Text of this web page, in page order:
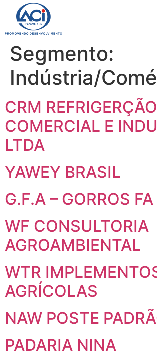
Segmento:
Indústria/
CRM REFRIGERÇÃO
COMERCIAL E
LTDA
YAWEY BRASIL
G.F.A – GORROS FA
WF CONSULTORIA
AGROAMBIENTAL
WTR
AGRÍCOLAS
NAW POSTE
PADARIA NINA